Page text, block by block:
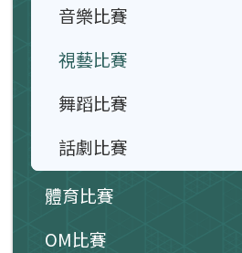
音樂比賽
視藝比賽
舞蹈比賽
話劇比賽
體育比賽
OM比賽